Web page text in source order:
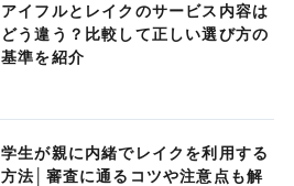
アイフルとレイクのサービス内容は
どう違う？比較して正しい選び方の
基準を紹介
学生が親に内緒でレイクを利用する
方法│審査に通るコツや注意点も解